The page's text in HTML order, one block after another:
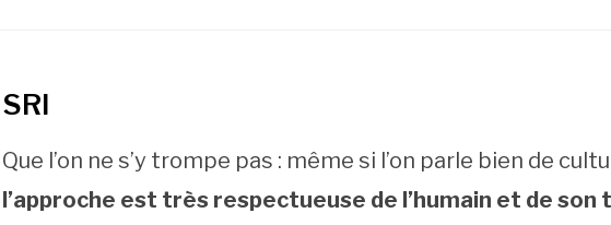
SRI
Que l’on ne s’y trompe pas : même si l’on parle bien de
l’approche est très respectueuse de l’humain et de